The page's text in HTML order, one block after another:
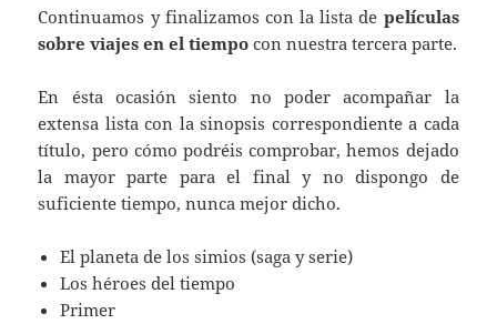
Continuamos y finalizamos con la lista de películas
sobre viajes en el tiempo con nuestra tercera parte.
En ésta ocasión siento no poder acompañar la
extensa lista con la sinopsis correspondiente a cada
título, pero cómo podréis comprobar, hemos dejado
la mayor parte para el final y no dispongo de
suficiente tiempo, nunca mejor dicho.
El planeta de los simios (saga y serie)
Los héroes del tiempo
Primer